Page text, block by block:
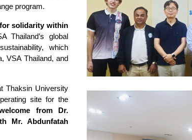
program.
solidarity within
global
which
VSA Thailand, and
Thaksin University
site for the
from Dr.
Mr. Abdunfatah